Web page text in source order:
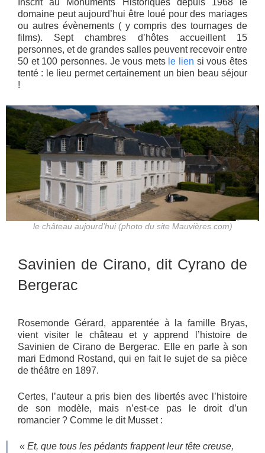
Inscrit au Monuments Historiques depuis 1968 le
domaine peut aujourd’hui être loué pour des mariages
ou autres évènements ( y compris des tournages de
films). Sept chambres d’hôtes accueillent 15
personnes, et de grandes salles peuvent recevoir entre
50 et 100 personnes. Je vous mets le lien si vous êtes
tenté : le lieu permet certainement un bien beau séjour
!
le château aujourd’hui (photo du site Mauvières.com)
Savinien de Cirano, dit Cyrano de
Bergerac
Rosemonde Gérard, apparentée à la famille Bryas,
vient visiter le château et y apprend l’histoire de
Savinien de Cirano de Bergerac. Elle en parle à son
mari Edmond Rostand, qui en fait le sujet de sa pièce
de théâtre en 1897.
Certes, l’auteur a pris bien des libertés avec l’histoire
de son modèle, mais n’est-ce pas le droit d’un
romancier ? Comme le dit Musset :
« Et, que tous les pédants frappent leur tête creuse,